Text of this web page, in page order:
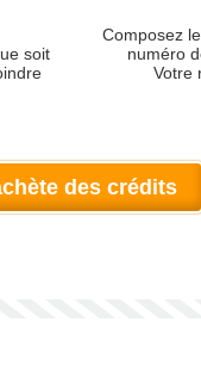
soit
Composez
numéro
Votre
des crédits